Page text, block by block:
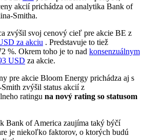
akcií prichádza od analytika Bank of
Smitha.
zvýšil svoj cenový cieľ pre akcie BE z
za akciu . Predstavuje to tiež
%. Okrem toho je to nad konsenzuálnym
USD za akcie.
pre akcie Bloom Energy prichádza aj s
zvýšil status akcií z
ratingu na nový rating so statusom
Bank of America zaujíma taký býčí
je niekoľko faktorov, o ktorých budú